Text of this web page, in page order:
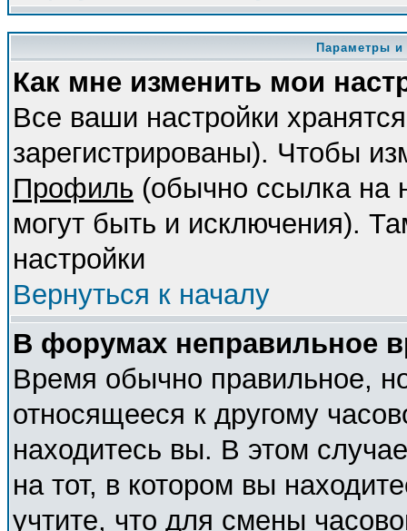
Параметры и
Как мне изменить мои
Все ваши настройки
зарегистрированы). Чтобы
Профиль (обычно ссылка на
могут быть и исключения).
настройки
Вернуться к началу
В форумах неправильное
Время обычно правильное,
относящееся к другому
находитесь вы. В этом
на тот, в котором вы
учтите, что для смены